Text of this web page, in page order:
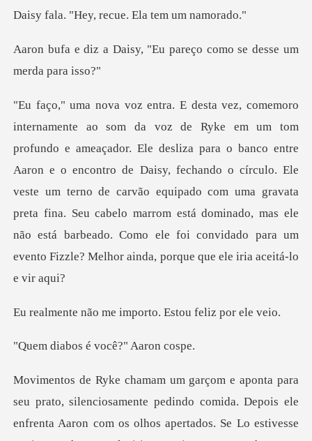
y, recue. Ela t
y, "Eu pareço como se d
co entre
Aaron e o encontro de Daisy, fechando o círculo. Ele
veste um terno de carvão equipado com uma gravata
preta fina. Seu cabelo marrom
e importo. Estou f
s é você?"
ois ele
enfrenta Aaron com os olhos apertados. Se Lo estivesse